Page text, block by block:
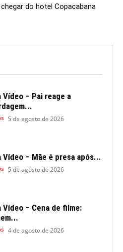
do hotel Copacabana
Vídeo – Pai reage a
5 de agosto de 2026
Vídeo – Mãe é presa após...
5 de agosto de 2026
Vídeo – Cena de filme:
4 de agosto de 2026